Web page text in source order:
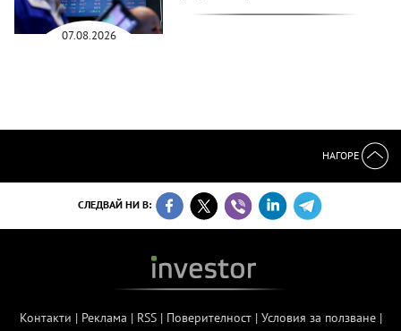
07.08.2026
НАГОРЕ
СЛЕДВАЙ НИ В:
Контакти | Реклама | RSS| Поверителност| Условия за ползване|